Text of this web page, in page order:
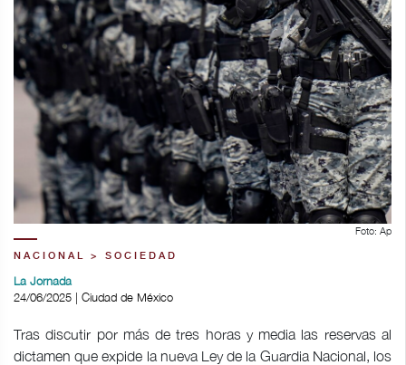
Foto: Ap
NACIONAL > SOCIEDAD
La Jornada
24/06/2025 | Ciudad de México
Tras discutir por más de tres horas y media las reservas al
dictamen que expide la nueva Ley de la Guardia Nacional, los